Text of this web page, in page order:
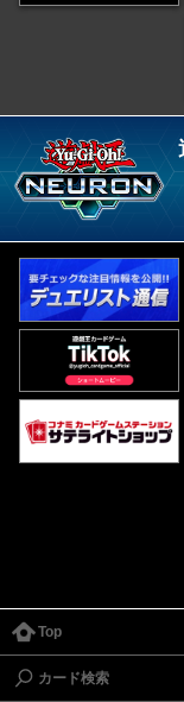
Top
カード検索